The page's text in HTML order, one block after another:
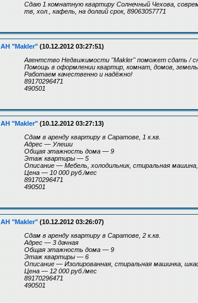
Сдаю 1 комнатную квартиру Солнечный Чехова,
тв, хол., кафель, на долгий срок, 89063057771
АН "Makler" (10.12.2012 03:27:51)
Агентство Недвижимости "Makler" поможет сдать /
Помощь в оформлении квартир, комнат, домов,
Работаем качественно и надёжно!
89170296471
490501
АН "Makler" (10.12.2012 03:27:13)
Сдам в аренду квартиру в Саратове, 1 к.кв.
Адрес — Улеши
Общая этажность дома — 9
Этаж квартиры — 5
Описание — Мебель, холодильник, стиральная
Цена — 10 000 руб./мес
89170296471
490501
АН "Makler" (10.12.2012 03:26:07)
Сдам в аренду квартиру в Саратове, 2 к.кв.
Адрес — 3 дачная
Общая этажность дома — 9
Этаж квартиры — 6
Описание — Изолированная, стиральная машинка,
Цена — 12 000 руб./мес
89170296471
490501